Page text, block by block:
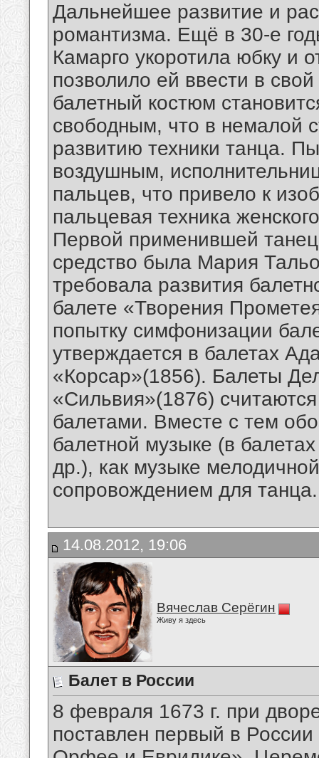
Дальнейшее развитие и
романтизма. Ещё в 30-е
Камарго укоротила юбку и
позволило ей ввести в
балетный костюм
свободным, что в немалой
развитию техники танца.
воздушным,
пальцев, что привело к
пальцевая техника
Первой применившей
средство была Мария
требовала развития
балете «Творения
попытку симфонизации
утверждается в балетах
«Корсар»(1856). Балеты
«Сильвия»(1876)
балетами. Вместе с тем
балетной музыке (в
др.), как музыке
сопровождением для танца.
14.08.2012, 19:06
Вячеслав Серёгин
Живу я здесь
Балет в России
8 февраля 1673 г. при
поставлен первый в